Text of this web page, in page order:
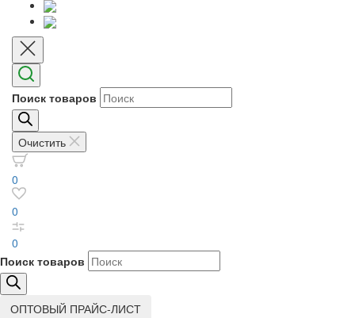
Поиск товаров
Очистить
0
0
0
Поиск товаров
ОПТОВЫЙ ПРАЙС-ЛИСТ